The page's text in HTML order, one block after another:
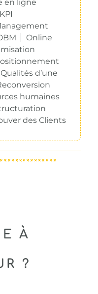
en ligne
KPI
Online
Qualités d’une
humaines
des Clients
À
?